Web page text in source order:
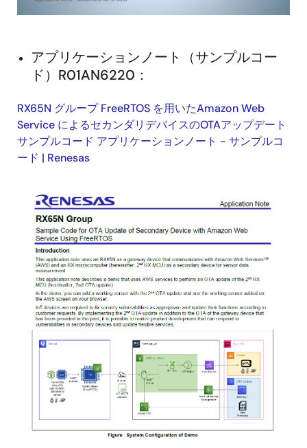
アプリケーションノート（サンプルコー
ド）R01AN6220：
RX65N グループ FreeRTOS を用いたAmazon Web
Service によるセカンダリデバイスのOTAアップデート
サンプルコード アプリケーションノート - サンプルコ
ード | Renesas